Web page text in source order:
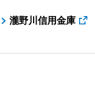
瀧野川信用金庫